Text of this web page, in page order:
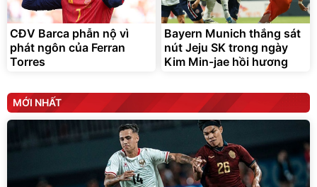
CĐV Barca phẫn nộ vì
phát ngôn của Ferran
Torres
Bayern Munich thắng sát
nút Jeju SK trong ngày
Kim Min-jae hồi hương
MỚI NHẤT